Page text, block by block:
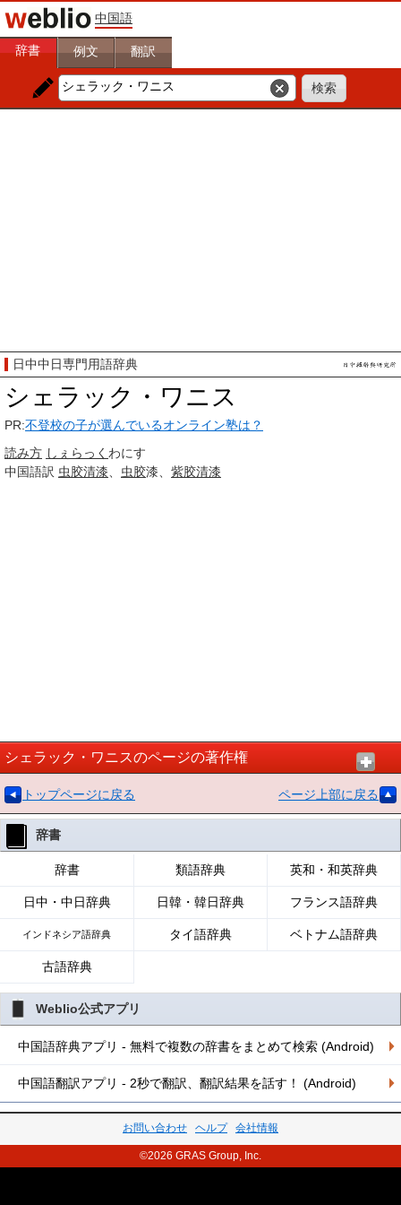
中国語
辞書 例文 翻訳
日中中日専門用語辞典
シェラック・ワニス
PR:不登校の子が選んでいるオンライン塾は？
読み方 しぇらっく わにす
中国語訳 虫胶清漆 虫胶漆、 紫胶清漆
シェラック・ワニスのページの著作権
トップページに戻る ページ上部に戻る
辞書
辞書 類語辞典 英和・和英辞典
日中・中日辞典 日韓・韓日辞典 フランス語辞典
インドネシア語辞典 タイ語辞典 ベトナム語辞典
古語辞典
Weblio公式アプリ
中国語辞典アプリ - 無料で複数の辞書をまとめて検索 (Android)
中国語翻訳アプリ - 2秒で翻訳、翻訳結果を話す！ (Android)
お問い合わせ ヘルプ 会社情報
©2026 GRAS Group, Inc.